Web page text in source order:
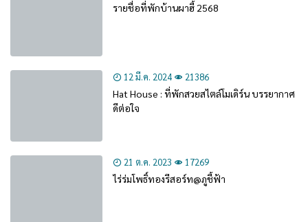
รายชื่อที่พักบ้านผาฮี้ 2568
12 มี.ค. 2024 21386
Hat House : ที่พักสวยสไตล์โมเดิร์น บรรยากาศ
ดีต่อใจ
21 ต.ค. 2023 17269
ไร่ร่มโพธิ์ทองรีสอร์ท@ภูชี้ฟ้า